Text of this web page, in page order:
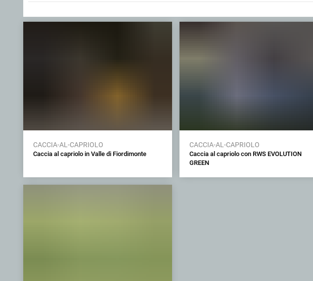
CACCIA-AL-CAPRIOLO
Caccia al capriolo in Valle di Fiordimonte
CACCIA-AL-CAPRIOLO
Caccia al capriolo con RWS EVOLUTION
GREEN